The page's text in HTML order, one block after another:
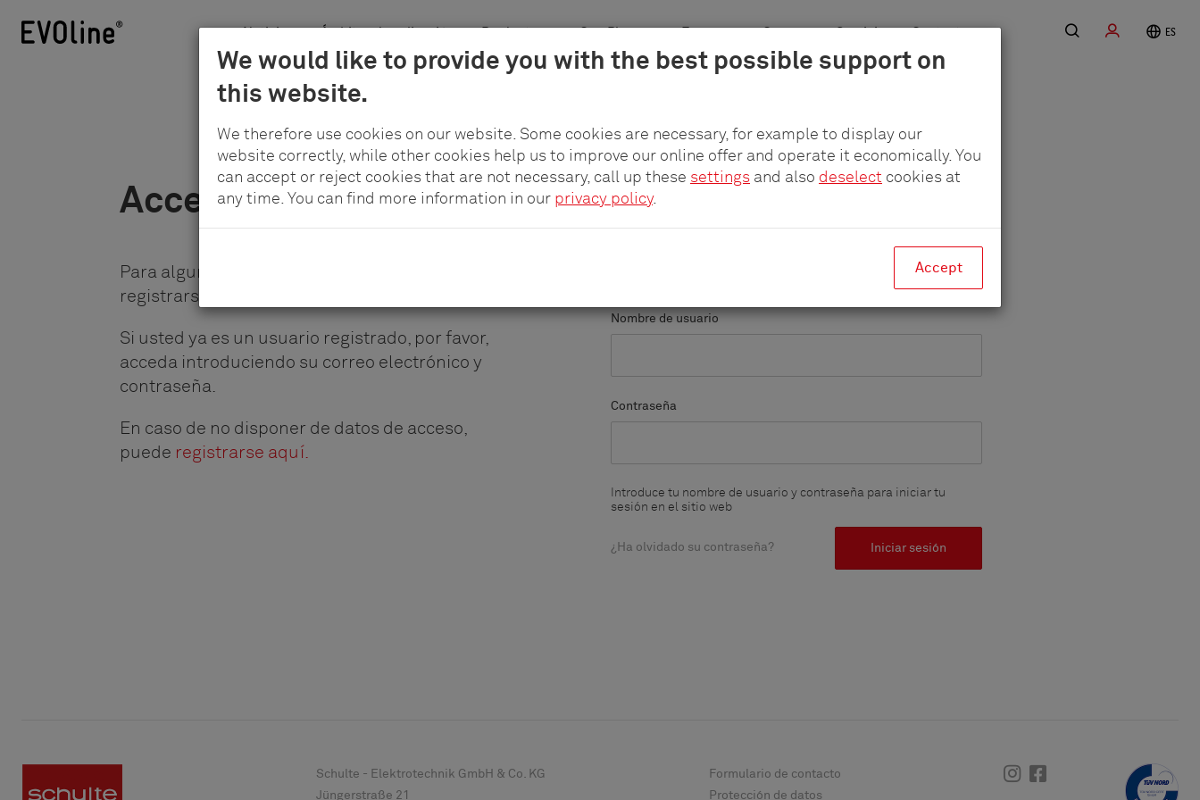
We would like to provide you with the best possible support on
this website.
We therefore use cookies on our website. Some cookies are necessary, for example to display our
website correctly, while other cookies help us to improve our online offer and operate it economically. You
can accept or reject cookies that are not necessary, call up these settings and also deselect cookies at
any time. You can find more information in our privacy policy.
Accept
Noticias Ámbitos de aplicación Productos pCon.Planner Empresa Carrera Servicio Contacto Buscar Acceder
ES
Acceder
Para algunas descargas es necesario
registrarse en nuestra página web.
Si usted ya es un usuario registrado, por favor,
acceda introduciendo su correo electrónico y
contraseña.
En caso de no disponer de datos de acceso,
puede registrarse aquí.
Formulario seguro
Nombre de usuario
Contraseña
Introduce tu nombre de usuario y contraseña para iniciar tu
sesión en el sitio web
¿Ha olvidado su contraseña? Iniciar sesión
Schulte - Elektrotechnik GmbH & Co. KG
Jüngerstraße 21
Formulario de contacto
Protección de datos
InstagramFacebook